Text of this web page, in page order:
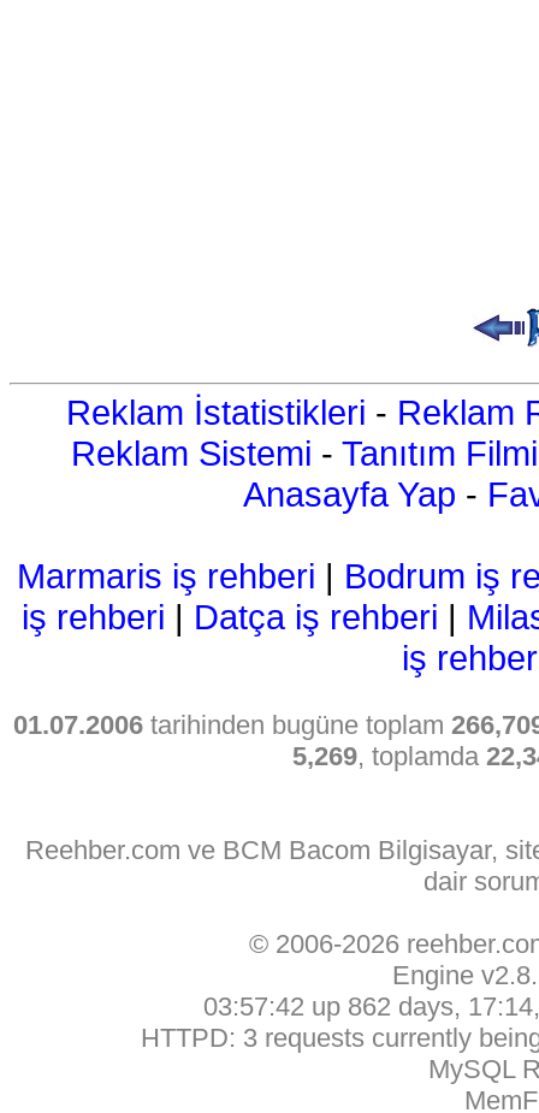
Reklam İstatistikleri - Reklam
Reklam Sistemi - Tanıtım Filmi
Anasayfa Yap -
Marmaris iş rehberi | Bodrum iş
iş rehberi | Datça iş rehberi |
iş
01.07.2006 tarihinden bugüne toplam
5,269, toplamda
Reehber.com ve BCM Bacom Bilgisayar,
dair
© 2006-2026
Engine
03:57:42 up 862 days,
HTTPD: 3 requests currently
MySQL